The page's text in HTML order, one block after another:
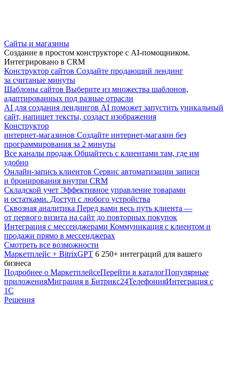
Сайты и магазины
Создание в простом конструкторе с AI-помощником.
Интегрировано в CRM
Конструктор сайтов Создайте продающий лендинг
за считаные минуты
Шаблоны сайтов Выберите из множества шаблонов,
адаптированных под разные отрасли
AI для создания лендингов AI поможет запустить уникальный
сайт, напишет тексты, создаст изображения
Конструктор
интернет-магазинов Создайте интернет-магазин без
программирования за 2 минуты
Все каналы продаж Общайтесь с клиентами там, где им
удобно
Онлайн-запись клиентов Сервис автоматизации записи
и бронирования внутри CRM
Складской учет Эффективное управление товарами
и остатками. Доступ с любого устройства
Сквозная аналитика Перед вами весь путь клиента —
от первого визита на сайт до повторных покупок
Интеграция с мессенджерами Коммуникация с клиентом и
продажи прямо в мессенджерах
Смотреть все возможности
Маркетплейс + BitrixGPT 6 250+ интеграций для вашего
бизнеса
Подробнее о МаркетплейсеПерейти в каталогПопулярные
приложенияМиграция в Битрикс24ТелефонияИнтеграция с
1С
Решения